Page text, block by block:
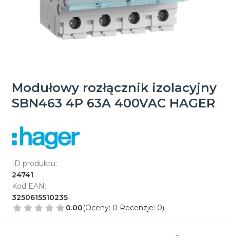
Modułowy rozłącznik izolacyjny
SBN463 4P 63A 400VAC HAGER
ID produktu:
24741
Kod EAN:
3250615510235
0.00(Oceny: 0 Recenzje: 0)